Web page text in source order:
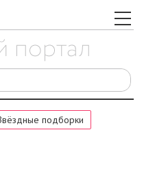
подборки